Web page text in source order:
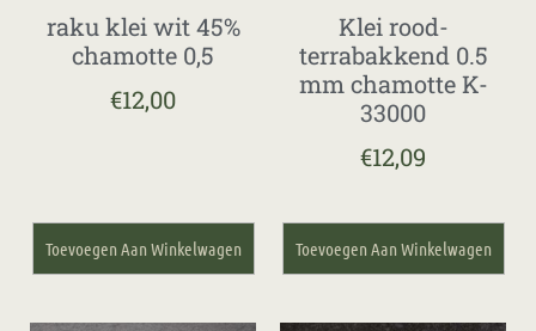
raku klei wit 45%
chamotte 0,5
€12,00
Toevoegen Aan Winkelwagen
Klei rood-
terrabakkend 0.5
mm chamotte K-
33000
€12,09
Toevoegen Aan Winkelwagen